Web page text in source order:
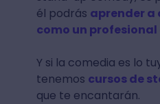
él podrás aprender a
como un
Y si la comedia es lo
tenemos cursos de
que te encantarán.